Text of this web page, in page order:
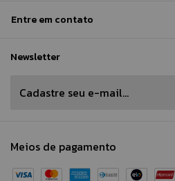
Entre em contato
Newsletter
Meios de pagamento